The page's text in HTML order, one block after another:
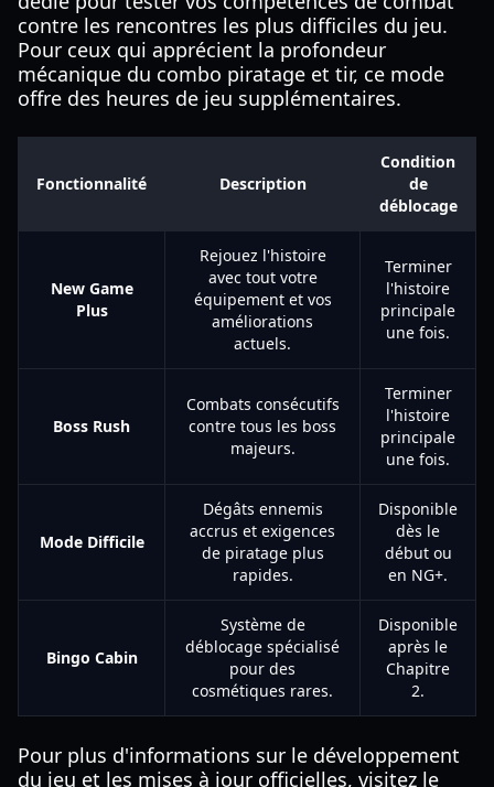
contre les rencontres les plus difficiles du jeu.
Pour ceux qui apprécient la profondeur
mécanique du combo piratage et tir, ce mode
offre des heures de jeu supplémentaires.
Fonctionnalité Description
Condition
de
déblocage
New Game
Plus
Rejouez l'histoire
avec tout votre
équipement et vos
améliorations
actuels.
Terminer
l'histoire
principale
une fois.
Boss Rush
Combats consécutifs
contre tous les boss
majeurs.
Terminer
l'histoire
principale
une fois.
Mode Difficile
Dégâts ennemis
accrus et exigences
de piratage plus
rapides.
Disponible
dès le
début ou
en NG+.
Bingo Cabin
Système de
déblocage spécialisé
pour des
cosmétiques rares.
Disponible
après le
Chapitre
2.
Pour plus d'informations sur le développement
du jeu et les mises à jour officielles, visitez le